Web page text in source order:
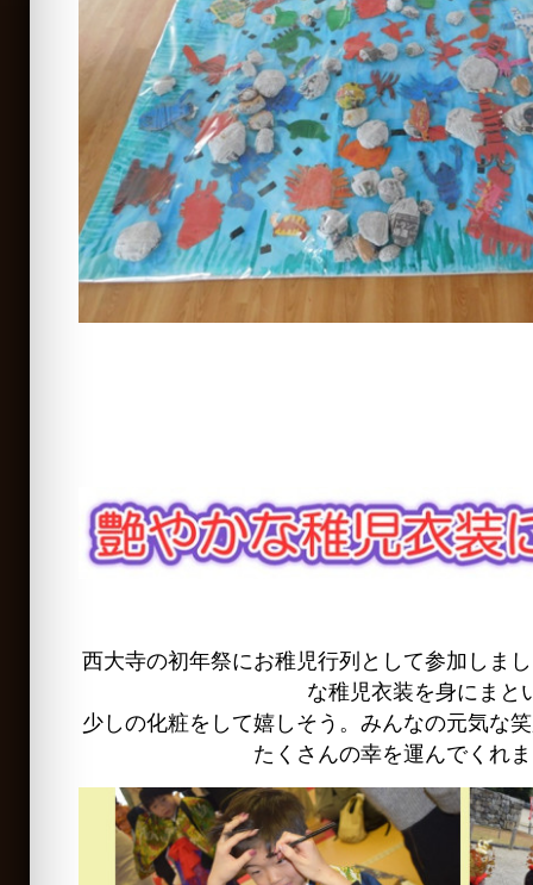
西大寺の初年祭にお稚児行列として参加しま
な稚児衣装を身にまと
少しの化粧をして嬉しそう。みんなの元気な
たくさんの幸を運んでくれ